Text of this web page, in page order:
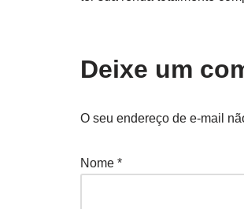
Deixe um
O seu endereço de e-mail
Nome *